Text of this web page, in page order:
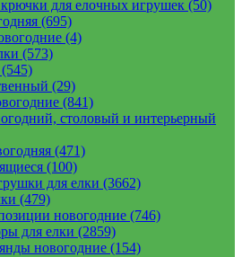
для елочных игрушек (50)
(695)
(4)
(573)
(29)
(841)
столовый и интерьерный
(471)
(100)
для елки (3662)
(479)
новогодние (746)
для елки (2859)
новогодние (154)